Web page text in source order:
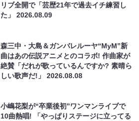
リブ全開で「芸歴21年で過去イチ練習し
た」2026.08.09
森三中・大島＆ガンバレルーヤ“MyM”新
曲はあの伝説アニメとのコラボ! 作曲家が
絶賛「だれが歌っているんですか? 素晴ら
しい歌声だ!」2026.08.08
小嶋花梨が“卒業後初”ワンマンライブで
10曲熱唱! 「やっぱりステージに立ってる